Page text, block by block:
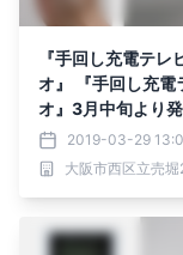
『手回し充電テレ
オ』 『手回し充電
オ』3月中旬より
2019-03-29